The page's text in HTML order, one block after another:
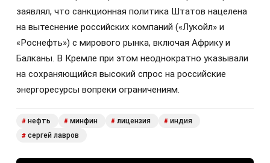
заявлял, что санкционная политика Штатов нацелена
на вытеснение российских компаний («Лукойл» и
«Роснефть») с мирового рынка, включая Африку и
Балканы. В Кремле при этом неоднократно указывали
на сохраняющийся высокий спрос на российские
энергоресурсы вопреки ограничениям.
# нефть # минфин # лицензия # индия
# сергей лавров